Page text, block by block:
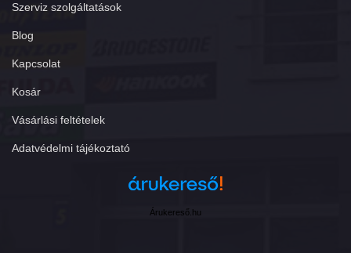
Szerviz szolgáltatások
Blog
Kapcsolat
Kosár
Vásárlási feltételek
Adatvédelmi tájékoztató
Árukereső.hu